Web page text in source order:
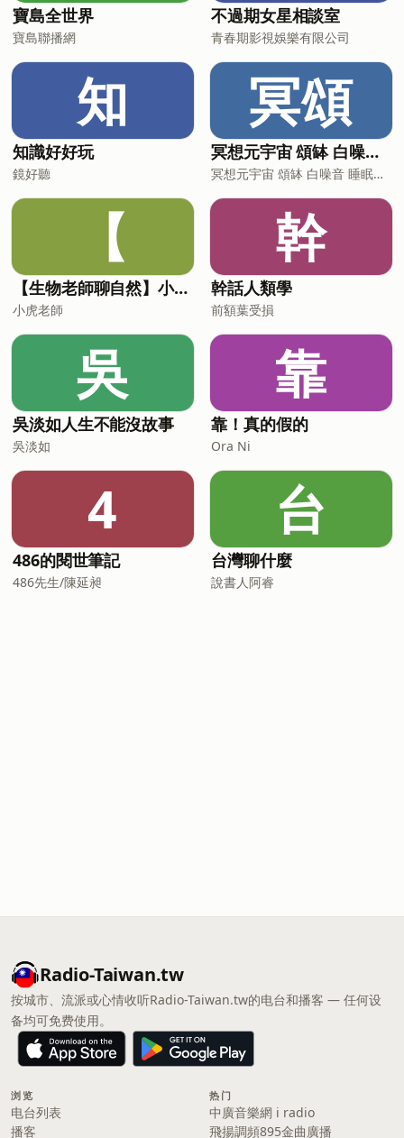
寶島全世界
寶島聯播網
不過期女星相談室
青春期影視娛樂有限公司
知
知識好好玩
鏡好聽
冥頌
冥想元宇宙 頌缽 白噪音 睡眠音樂
冥想元宇宙 頌缽 白噪音 睡眠音樂
【
【生物老師聊自然】小故事，談生態
小虎老師
幹
幹話人類學
前額葉受損
吳
吳淡如人生不能沒故事
吳淡如
靠
靠！真的假的
Ora Ni
4
486的閱世筆記
486先生/陳延昶
台
台灣聊什麼
說書人阿睿
Radio-Taiwan.tw
按城市、流派或心情收听Radio-Taiwan.tw的电台和播客 — 任何设
备均可免费使用。
浏览
电台列表
播客
热门
中廣音樂網 i radio
飛揚調頻895金曲廣播